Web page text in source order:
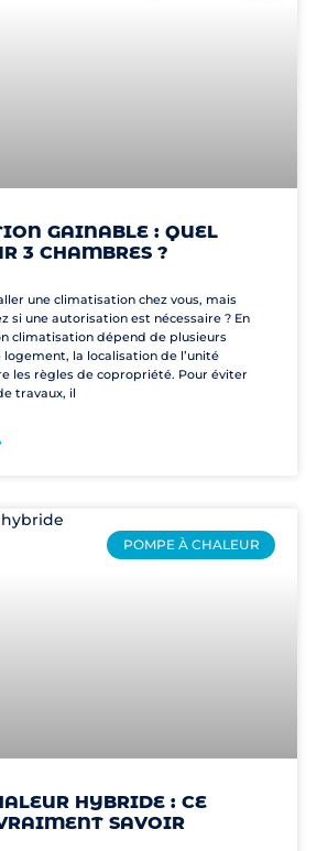
GAINABLE : QUEL
3 CHAMBRES ?
une climatisation chez vous, mais
si une autorisation est nécessaire ? En
climatisation dépend de plusieurs
la localisation de l’unité
les règles de copropriété. Pour éviter
travaux, il
POMPE À CHALEUR
HYBRIDE : CE
SAVOIR